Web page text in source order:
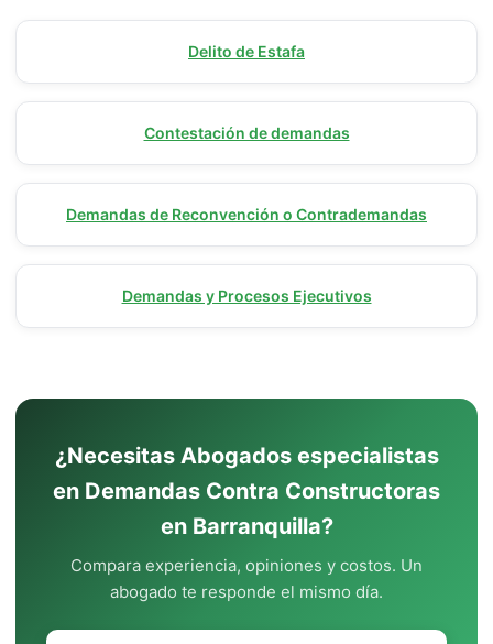
Delito de Estafa
Contestación de demandas
Demandas de Reconvención o Contrademandas
Demandas y Procesos Ejecutivos
¿Necesitas Abogados especialistas
en Demandas Contra Constructoras
en Barranquilla?
Compara experiencia, opiniones y costos. Un
abogado te responde el mismo día.